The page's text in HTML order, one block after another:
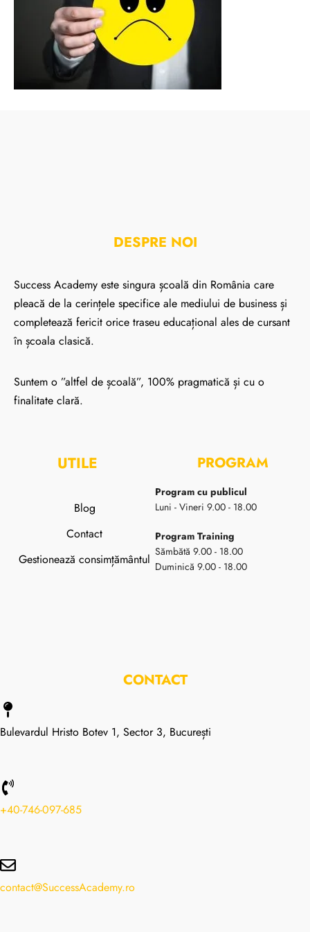
DESPRE NOI
Success Academy este singura școală din România care
pleacă de la cerințele specifice ale mediului de business și
completează fericit orice traseu educațional ales de cursant
în școala clasică.
Suntem o ”altfel de școală”, 100% pragmatică și cu o
finalitate clară.
UTILE
Blog
Contact
Gestionează consimțământul
PROGRAM
Program cu publicul
Luni - Vineri 9.00 - 18.00
Program Training
Sămbătă 9.00 - 18.00
Duminică 9.00 - 18.00
CONTACT
Bulevardul Hristo Botev 1, Sector 3, București
+40-746-097-685
contact@SuccessAcademy.ro